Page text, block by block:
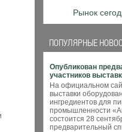
Рынок
ПОПУЛЯРНЫЕ
Опубликован
участников
На официальном
выставки
ингредиентов для
промышленности
состоится 28
предварительный